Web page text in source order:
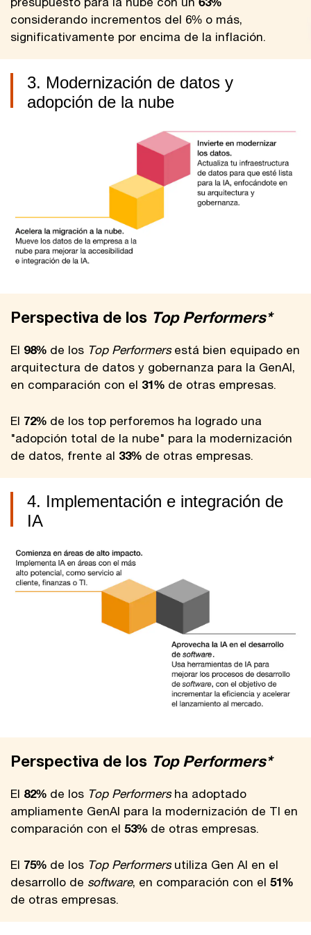
considerando incrementos del 6% o más,
significativamente por encima de la inflación.
3. Modernización de datos y
adopción de la nube
Perspectiva de los Top Performers*
El 98% de los Top Performersestá bien equipado en
arquitectura de datos y gobernanza para la GenAI,
en comparación con el 31% de otras empresas.
El 72% de los top perforemos ha logrado una
"adopción total de la nube" para la modernización
de datos, frente al 33% de otras empresas.
4. Implementación e integración de
IA
Perspectiva de los Top Performers*
El 82% de los Top Performersha adoptado
ampliamente GenAI para la modernización de TI en
comparación con el 53% de otras empresas.
El 75% de los Top Performersutiliza Gen AI en el
desarrollo de software, en comparación con el 51%
de otras empresas.